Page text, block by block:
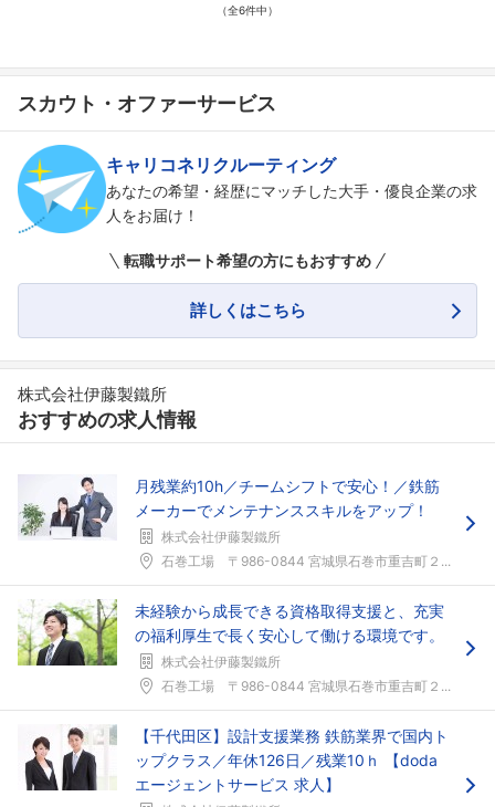
（全6件中）
スカウト・オファーサービス
キャリコネリクルーティング
あなたの希望・経歴にマッチした大手・優良企業の求
人をお届け！
転職サポート希望の方にもおすすめ
詳しくはこちら
株式会社伊藤製鐵所
おすすめの求人情報
月残業約10h／チームシフトで安心！／鉄筋
メーカーでメンテナンススキルをアップ！
株式会社伊藤製鐵所
石巻工場 〒986-0844 宮城県石巻市重吉町２...
未経験から成長できる資格取得支援と、充実
の福利厚生で長く安心して働ける環境です。
株式会社伊藤製鐵所
石巻工場 〒986-0844 宮城県石巻市重吉町２...
【千代田区】設計支援業務 鉄筋業界で国内ト
ップクラス／年休126日／残業10ｈ 【doda
エージェントサービス 求人】